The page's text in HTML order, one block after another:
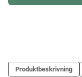
Produktbeskrivning